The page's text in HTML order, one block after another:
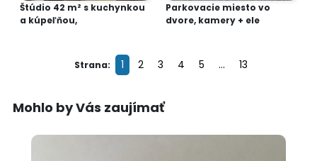
Štúdio 42 m² s kuchynkou
a kúpeľňou,
Parkovacie miesto vo
dvore, kamery + ele
Strana: 1 2 3 4 5 ... 13
Mohlo by Vás zaujímať